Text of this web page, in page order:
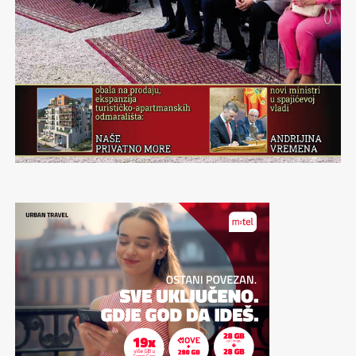
improvizujem do dramatičnih granica, da ostanem
zatečena, raspamećena prizorima i situacijama, ne mora
biti grandiozno – samo autentično, jer to je onaj pravi
začin.
Munjevito se prebacujem na neka suštinska pitanja, tipa
da li je za radost potrebno malo? Malo sreće, malo
skoknuti do Pivnice Irish pub u Rumi, malo rakije, malo
opreme za povezati. I mnogo talenta velike Todore
gradovi, i putovanja, i izlasci, i razgovori, i ljudi, i sve je
bilo snažnije. Uprkos ovoj činjenici, trenutno uživam, jer
zavodljivo mi je koliko me je očarala atmosfera koju je
Toda donela. Radujmo se pomalo, dok još imamo kome i
čime. Potrebno nam je više nego što mislimo.
Mir u glavi dobijete kada je pošteno izlupate o mnogo
zidova i kada shvatite da ste je badava i lupali. Jer, zidovi